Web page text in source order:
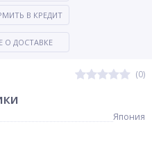
(0)
В КРЕДИТ
О ДОСТАВКЕ
Япония